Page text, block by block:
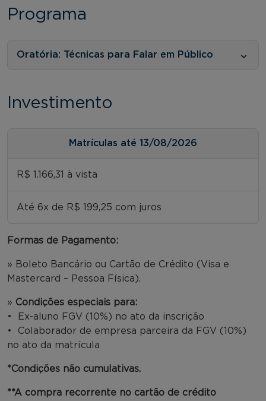
Programa
Oratória: Técnicas para Falar em Público
Investimento
Matrículas até 13/08/2026
R$ 1.166,31 à vista
Até 6x de R$ 199,25 com juros
Formas de Pagamento:
» Boleto Bancário ou Cartão de Crédito (Visa e
Mastercard – Pessoa Física).
» Condições especiais para:
• Ex-aluno FGV (10%) no ato da inscrição
• Colaborador de empresa parceira da FGV (10%)
no ato da matrícula
*Condições não cumulativas.
**A compra recorrente no cartão de crédito